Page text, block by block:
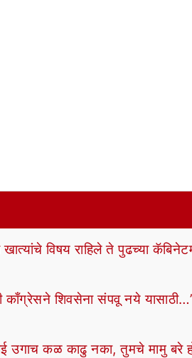
विषय राहिले ते पुढच्या
काँग्रेसने शिवसेना संपवू नये
कळ काढु नका, तुमचे मामु बरे